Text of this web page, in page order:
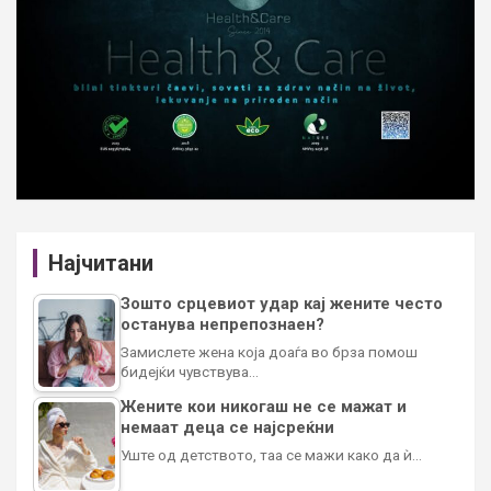
Најчитани
Зошто срцевиот удар кај жените често
останува непрепознаен?
Замислете жена која доаѓа во брза помош
бидејќи чувствува…
Жените кои никогаш не се мажат и
немаат деца се најсреќни
Уште од детството, таа се мажи како да ѝ…